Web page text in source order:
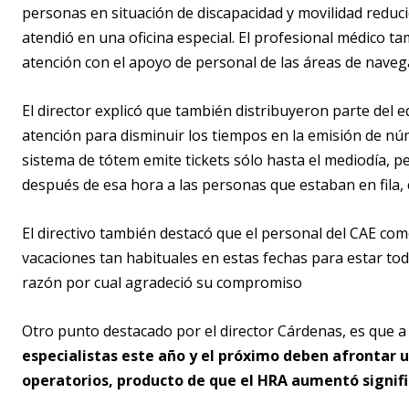
personas en situación de discapacidad y movilidad
atendió en una oficina especial. El profesional médico
atención con el apoyo de personal de las áreas de
El director explicó que también distribuyeron parte del
atención para disminuir los tiempos en la emisión de
sistema de tótem emite tickets sólo hasta el mediodía,
después de esa hora a las personas que estaban en fila,
El directivo también destacó que el personal del CAE
vacaciones tan habituales en estas fechas para estar
razón por cual agradeció su compromiso
Otro punto destacado por el director Cárdenas, es que a
especialistas este año y el próximo deben afrontar
operatorios, producto de que el HRA aumentó